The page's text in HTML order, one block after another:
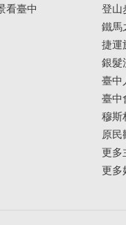
看臺中
登山
鐵馬
捷運
銀髮
臺中
臺中
穆斯
原民
更多
更多